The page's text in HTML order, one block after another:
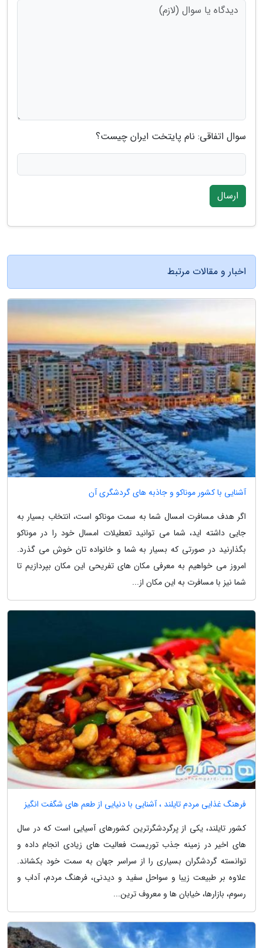
سوال اتفاقی: نام پایتخت ایران چیست؟
ارسال
اخبار و مقالات مرتبط
آشنایی با کشور موناکو و جاذبه های گردشگری آن
اگر هدف مسافرت امسال شما به سمت موناکو است، انتخاب بسیار به
جایی داشته اید، شما می توانید تعطیلات امسال خود را در موناکو
بگذارنید در صورتی که بسیار به شما و خانواده تان خوش می گذرد.
امروز می خواهیم به معرفی مکان های تفریحی این مکان بپردازیم تا
شما نیز با مسافرت به این مکان از...
فرهنگ غذایی مردم تایلند ، آشنایی با دنیایی از طعم های شگفت انگیز
کشور تایلند، یکی از پرگردشگرترین کشورهای آسیایی است که در سال
های اخیر در زمینه جذب توریست فعالیت های زیادی انجام داده و
توانسته گردشگران بسیاری را از سراسر جهان به سمت خود بکشاند.
علاوه بر طبیعت زیبا و سواحل سفید و دیدنی، فرهنگ مردم، آداب و
رسوم، بازارها، خیابان ها و معروف ترین...